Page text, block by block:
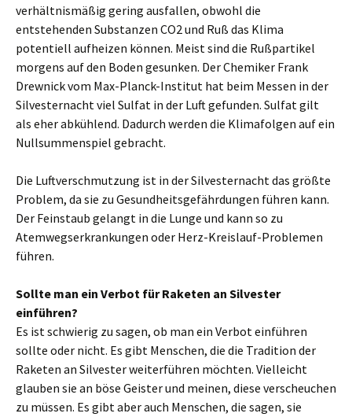
verhältnismäßig gering ausfallen, obwohl die
entstehenden Substanzen CO2 und Ruß das Klima
potentiell aufheizen können. Meist sind die Rußpartikel
morgens auf den Boden gesunken. Der Chemiker Frank
Drewnick vom Max-Planck-Institut hat beim Messen in der
Silvesternacht viel Sulfat in der Luft gefunden. Sulfat gilt
als eher abkühlend. Dadurch werden die Klimafolgen auf ein
Nullsummenspiel gebracht.
Die Luftverschmutzung ist in der Silvesternacht das größte
Problem, da sie zu Gesundheitsgefährdungen führen kann.
Der Feinstaub gelangt in die Lunge und kann so zu
Atemwegserkrankungen oder Herz-Kreislauf-Problemen
führen.
Sollte man ein Verbot für Raketen an Silvester
einführen?
Es ist schwierig zu sagen, ob man ein Verbot einführen
sollte oder nicht. Es gibt Menschen, die die Tradition der
Raketen an Silvester weiterführen möchten. Vielleicht
glauben sie an böse Geister und meinen, diese verscheuchen
zu müssen. Es gibt aber auch Menschen, die sagen, sie